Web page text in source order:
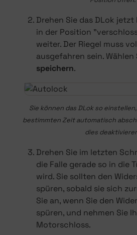
Drehen Sie das DLok jetzt
in der Position
weiter. Der Riegel muss
ausgefahren sein. Wählen
speichern.
Sie können das DLok so
bestimmten Zeit automatisch
dies
Drehen Sie im letzten
die Falle gerade so in die
wird. Sie sollten den
spüren, sobald sie sich
Sie an, wenn Sie den
spüren, und nehmen Sie
Motorschloss.